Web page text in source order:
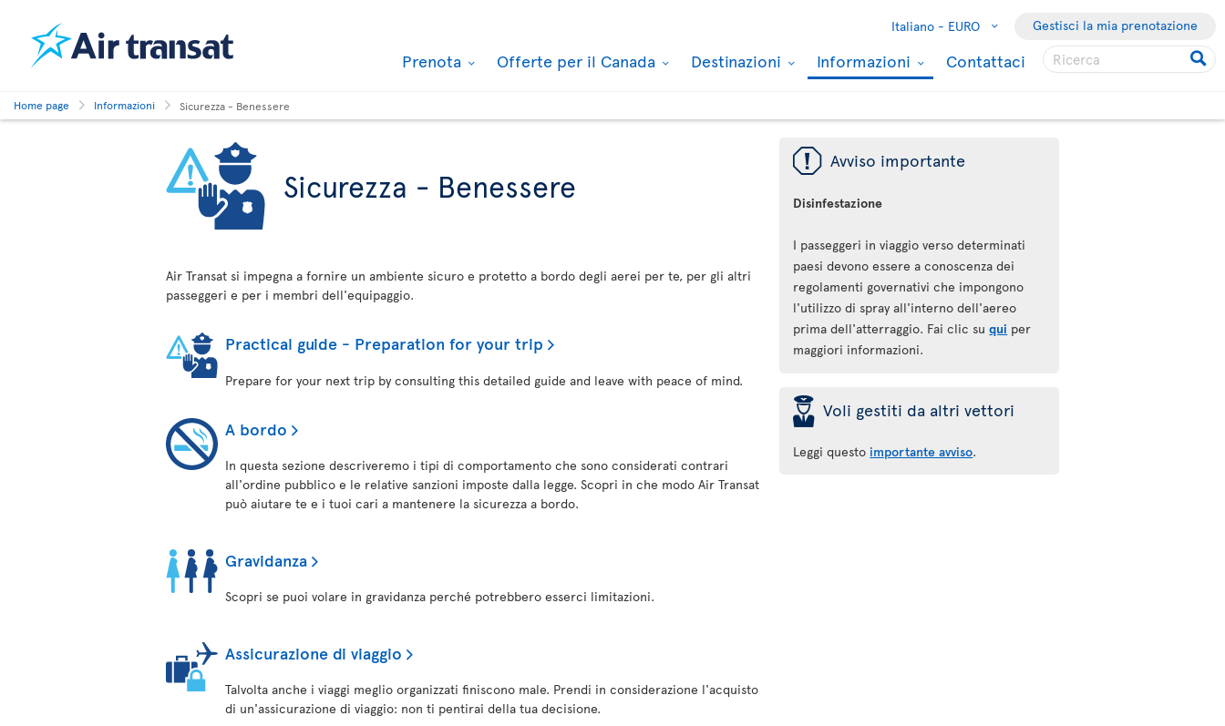
Italiano - EURO Gestisci la mia prenotazione
Prenota Offerte per il Canada Destinazioni Informazioni Contattaci
Home page Informazioni Sicurezza - Benessere
Sicurezza - Benessere
Air Transat si impegna a fornire un ambiente sicuro e protetto a bordo degli aerei per te, per gli altri
passeggeri e per i membri dell'equipaggio.
Practical guide - Preparation for your trip
Prepare for your next trip by consulting this detailed guide and leave with peace of mind.
A bordo
In questa sezione descriveremo i tipi di comportamento che sono considerati contrari
all'ordine pubblico e le relative sanzioni imposte dalla legge. Scopri in che modo Air Transat
può aiutare te e i tuoi cari a mantenere la sicurezza a bordo.
Gravidanza
Scopri se puoi volare in gravidanza perché potrebbero esserci limitazioni.
Assicurazione di viaggio
Talvolta anche i viaggi meglio organizzati finiscono male. Prendi in considerazione l'acquisto
di un'assicurazione di viaggio: non ti pentirai della tua decisione.
ü Avviso importante
Disinfestazione
I passeggeri in viaggio verso determinati
paesi devono essere a conoscenza dei
regolamenti governativi che impongono
l'utilizzo di spray all'interno dell'aereo
prima dell'atterraggio. Fai clic suqui per
maggiori informazioni.
þ Voli gestiti da altri vettori
Leggi questo importante avviso.